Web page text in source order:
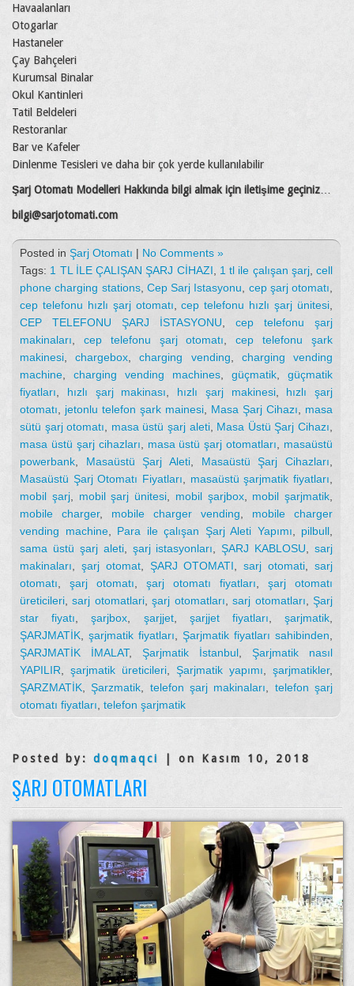
Havaalanları
Otogarlar
Hastaneler
Çay Bahçeleri
Kurumsal Binalar
Okul Kantinleri
Tatil Beldeleri
Restoranlar
Bar ve Kafeler
Dinlenme Tesisleri ve daha bir çok yerde kullanılabilir
Şarj Otomatı Modelleri Hakkında bilgi almak için iletişime geçiniz
bilgi@sarjotomati.com
Posted in Şarj Otomatı | No Comments »
Tags: 1 TL İLE ÇALIŞAN ŞARJ CİHAZI 1 tl ile çalışan şarj, cell
phone charging stations, Cep Sarj Istasyonu cep şarj otomatı
cep telefonu hızlı şarj otomatı ,cep telefonu hızlı şarj ünitesi
CEP TELEFONU ŞARJ İSTASYONU
cep telefonu şarj
makinaları
cep telefonu şarj otomatı ,cep telefonu şark
makinesi ,chargebox ,charging vending
charging vending
machine
charging vending machines güçmatik
güçmatik
fiyatları
hızlı şarj makinası hızlı şarj makinesi, hızlı şarj
otomatı
jetonlu telefon şark mainesi Masa Şarj Cihazı
masa
sütü şarj otomatı
masa üstü şarj aleti, Masa Üstü Şarj Cihazı
masa üstü şarj cihazları
masa üstü şarj otomatları
masaüstü
powerbank
Masaüstü Şarj Aleti Masaüstü Şarj Cihazları
Masaüstü Şarj Otomatı Fiyatları
masaüstü şarjmatik fiyatları
mobil şarj, mobil şarj ünitesi mobil şarjbox, mobil şarjmatik
mobile charger, mobile charger vending
mobile charger
vending machine, Para ile çalışan Şarj Aleti Yapımı pilbull
sama üstü şarj aleti, şarj istasyonları ŞARJ KABLOSU
sarj
makinaları
şarj otomat, ŞARJ OTOMATI ,sarj otomati ,sarj
otomatı
şarj otomatı şarj otomatı fiyatları
şarj otomatı
üreticileri ,sarj otomatlari,şarj otomatları ,sarj otomatları ,Şarj
star fiyatı ,şarjbox şarjjet, şarjjet fiyatları ,şarjmatik
ŞARJMATİK
şarjmatik fiyatları Şarjmatik fiyatları sahibinden
ŞARJMATİK İMALAT, Şarjmatik İstanbul
Şarjmatik nasıl
YAPILIR
şarjmatik üreticileri Şarjmatik yapımı şarjmatikler,
ŞARZMATİK ,Şarzmatik telefon şarj makinaları
telefon şarj
otomatı fiyatları telefon şarjmatik
Posted by: doqmaqci | on Kasım 10, 2018
ŞARJ OTOMATLARI